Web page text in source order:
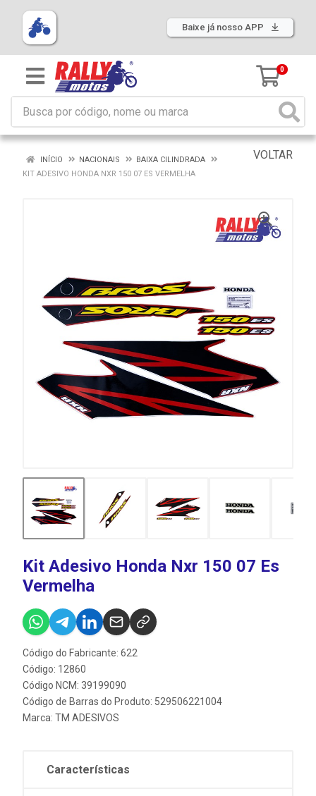
Baixe já nosso APP
0
VOLTAR
INÍCIO NACIONAIS
BAIXA CILINDRADA
KIT ADESIVO HONDA NXR 150 07 ES VERMELHA
Kit Adesivo Honda Nxr 150 07 Es
Vermelha
Código do Fabricante: 622
Código: 12860
Código NCM: 39199090
Código de Barras do Produto: 529506221004
Marca: TM ADESIVOS
Características